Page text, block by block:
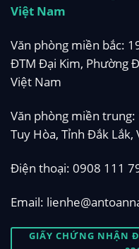
Việt Nam
Văn phòng miền bắc:
ĐTM Đại Kim, Phường
Việt Nam
Văn phòng miền
Tuy Hòa, Tỉnh Đắk Lắk,
Điện thoại: 0908 111
Email:
GIẤY CHỨNG NHẬN